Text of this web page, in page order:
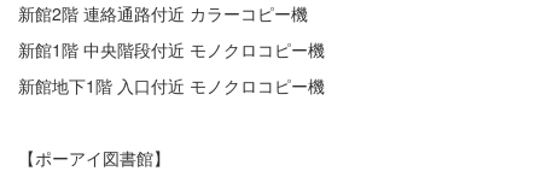
新館2階 連絡通路付近 カラーコピー機
新館1階 中央階段付近 モノクロコピー機
新館地下1階 入口付近 モノクロコピー機
【ポーアイ図書館】